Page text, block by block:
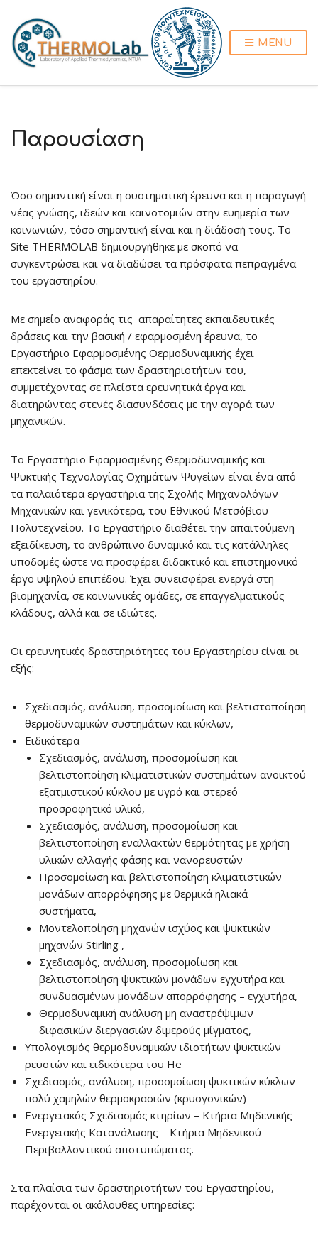
MENU
Παρουσίαση
Όσο σημαντική είναι η συστηματική έρευνα και η παραγωγή
νέας γνώσης, ιδεών και καινοτομιών στην ευημερία των
κοινωνιών, τόσο σημαντική είναι και η διάδοσή τους. To
Site THERMOLAB δημιουργήθηκε με σκοπό να
συγκεντρώσει και να διαδώσει τα πρόσφατα πεπραγμένα
του εργαστηρίου.
Με σημείο αναφοράς τις απαραίτητες εκπαιδευτικές
δράσεις και την βασική / εφαρμοσμένη έρευνα, το
Εργαστήριο Εφαρμοσμένης Θερμοδυναμικής έχει
επεκτείνει το φάσμα των δραστηριοτήτων του,
συμμετέχοντας σε πλείστα ερευνητικά έργα και
διατηρώντας στενές διασυνδέσεις με την αγορά των
μηχανικών.
Το Εργαστήριο Εφαρμοσμένης Θερμοδυναμικής και
Ψυκτικής Τεχνολογίας Οχημάτων Ψυγείων είναι ένα από
τα παλαιότερα εργαστήρια της Σχολής Μηχανολόγων
Μηχανικών και γενικότερα, του Εθνικού Μετσόβιου
Πολυτεχνείου. Το Εργαστήριο διαθέτει την απαιτούμενη
εξειδίκευση, το ανθρώπινο δυναμικό και τις κατάλληλες
υποδομές ώστε να προσφέρει διδακτικό και επιστημονικό
έργο υψηλού επιπέδου. Έχει συνεισφέρει ενεργά στη
βιομηχανία, σε κοινωνικές ομάδες, σε επαγγελματικούς
κλάδους, αλλά και σε ιδιώτες.
Οι ερευνητικές δραστηριότητες του Εργαστηρίου είναι οι
εξής:
Σχεδιασμός, ανάλυση, προσομοίωση και βελτιστοποίηση
θερμοδυναμικών συστημάτων και κύκλων,
Ειδικότερα
Σχεδιασμός, ανάλυση, προσομοίωση και
βελτιστοποίηση κλιματιστικών συστημάτων ανοικτού
εξατμιστικού κύκλου με υγρό και στερεό
προσροφητικό υλικό,
Σχεδιασμός, ανάλυση, προσομοίωση και
βελτιστοποίηση εναλλακτών θερμότητας με χρήση
υλικών αλλαγής φάσης και νανορευστών
Προσομοίωση και βελτιστοποίηση κλιματιστικών
μονάδων απορρόφησης με θερμικά ηλιακά
συστήματα,
Μοντελοποίηση μηχανών ισχύος και ψυκτικών
μηχανών Stirling ,
Σχεδιασμός, ανάλυση, προσομοίωση και
βελτιστοποίηση ψυκτικών μονάδων εγχυτήρα και
συνδυασμένων μονάδων απορρόφησης – εγχυτήρα,
Θερμοδυναμική ανάλυση μη αναστρέψιμων
διφασικών διεργασιών διμερούς μίγματος,
Υπολογισμός θερμοδυναμικών ιδιοτήτων ψυκτικών
ρευστών και ειδικότερα του He
Σχεδιασμός, ανάλυση, προσομοίωση ψυκτικών κύκλων
πολύ χαμηλών θερμοκρασιών (κρυογονικών)
Ενεργειακός Σχεδιασμός κτηρίων – Κτήρια Μηδενικής
Ενεργειακής Κατανάλωσης – Κτήρια Μηδενικού
Περιβαλλοντικού αποτυπώματος.
Στα πλαίσια των δραστηριοτήτων του Εργαστηρίου,
παρέχονται οι ακόλουθες υπηρεσίες: